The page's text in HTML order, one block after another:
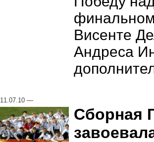
Висенте
Андреса
11.07.10 —
Сборная